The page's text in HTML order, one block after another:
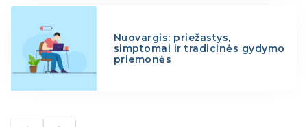
Nuovargis: priežastys,
simptomai ir tradicinės gydymo
priemonės